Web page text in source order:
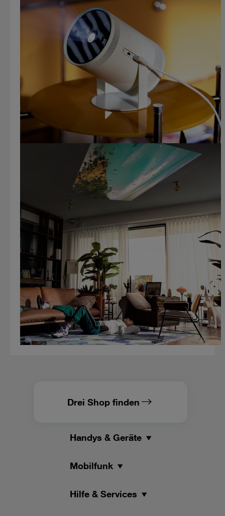
Drei Shop finden
Handys & Geräte
Mobilfunk
Hilfe & Services